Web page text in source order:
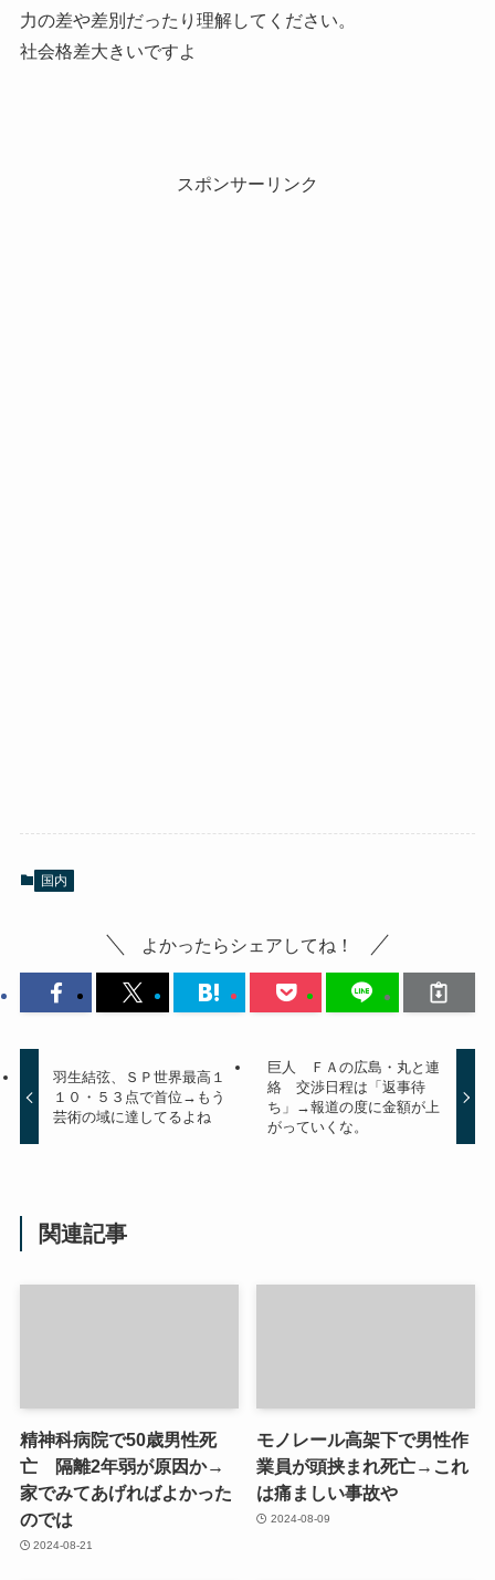
力の差や差別だったり理解してください。
社会格差大きいですよ
スポンサーリンク
国内
よかったらシェアしてね！
羽生結弦、ＳＰ世界最高１
１０・５３点で首位→もう
芸術の域に達してるよね
巨人 ＦＡの広島・丸と連
絡 交渉日程は「返事待
ち」→報道の度に金額が上
がっていくな。
関連記事
精神科病院で50歳男性死
亡 隔離2年弱が原因か→
家でみてあげればよかった
のでは
2024-08-21
モノレール高架下で男性作
業員が頭挟まれ死亡→これ
は痛ましい事故や
2024-08-09